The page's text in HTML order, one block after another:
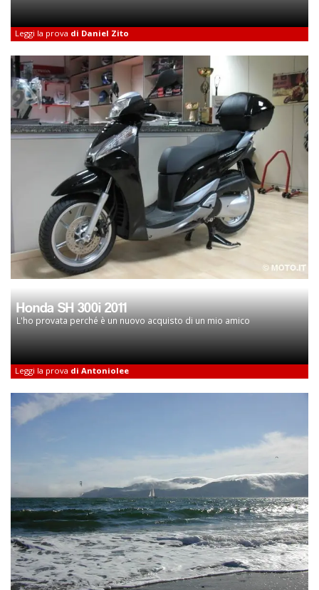
Leggi la prova di Daniel Zito
Honda SH 300i 2011
L'ho provata perché è un nuovo acquisto di un mio amico
Leggi la prova di Antoniolee